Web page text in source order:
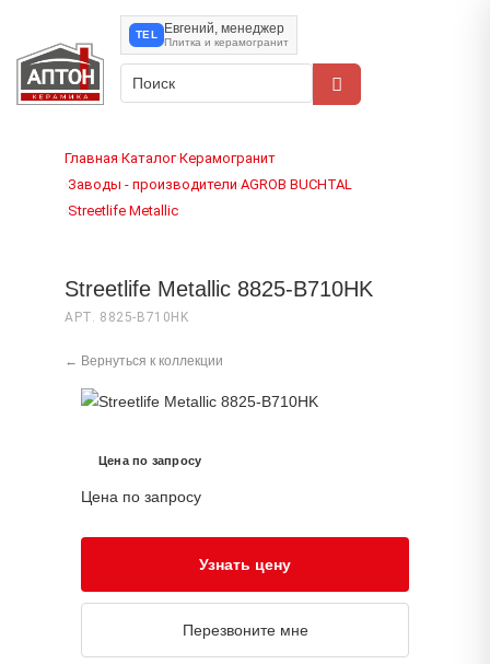
TEL Евгений, менеджер
Плитка и керамогранит
Главная›Каталог›Керамогранит
›Заводы - производители›AGROB BUCHTAL
›Streetlife Metallic
Streetlife Metallic 8825-B710HK
АРТ. 8825-B710HK
← Вернуться к коллекции
Цена по запросу
Цена по запросу
Узнать цену
Перезвоните мне